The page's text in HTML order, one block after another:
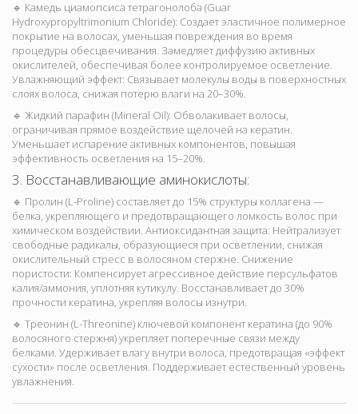
🔹 Камедь циамопсиса тетрагонолоба (Guar
Hydroxypropyltrimonium Chloride): Создает эластичное полимерное
покрытие на волосах, уменьшая повреждения во время
процедуры обесцвечивания. Замедляет диффузию активных
окислителей, обеспечивая более контролируемое осветление.
Увлажняющий эффект: Связывает молекулы воды в поверхностных
слоях волоса, снижая потерю влаги на 20–30%.
🔹 Жидкий парафин (Mineral Oil): Обволакивает волосы,
ограничивая прямое воздействие щелочей на кератин.
Уменьшает испарение активных компонентов, повышая
эффективность осветления на 15–20%.
3. Восстанавливающие аминокислоты:
🔹 Пролин (L-Proline) составляет до 15% структуры коллагена —
белка, укрепляющего и предотвращающего ломкость волос при
химическом воздействии. Антиоксидантная защита: Нейтрализует
свободные радикалы, образующиеся при осветлении, снижая
окислительный стресс в волосяном стержне. Снижение
пористости: Компенсирует агрессивное действие персульфатов
калия/аммония, уплотняя кутикулу. Восстанавливает до 30%
прочности кератина, укрепляя волосы изнутри.
🔹 Треонин (L-Threonine) ключевой компонент кератина (до 90%
волосяного стержня) укрепляет поперечные связи между
белками. Удерживает влагу внутри волоса, предотвращая «эффект
сухости» после осветления. Поддерживает естественный уровень
увлажнения.